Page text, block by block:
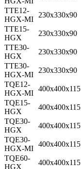
TTE12-
HGX-MI
230x330x90
TTE15-
HGX
230x330x90
TTE30-
HGX
230x330x90
TTE30-
HGX-MI
230x330x90
TQE12-
HGX-MI
400x400x115
TQE15-
HGX
400x400x115
TQE30-
HGX
400x400x115
TQE30-
HGX-MI
400x400x115
TQE60-
HGX
400x400x115